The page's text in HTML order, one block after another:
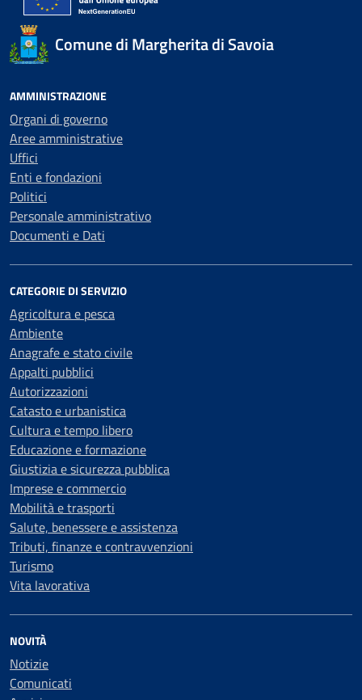
Comune di Margherita di Savoia
AMMINISTRAZIONE
Organi di governo
Aree amministrative
Uffici
Enti e fondazioni
Politici
Personale amministrativo
Documenti e Dati
CATEGORIE DI SERVIZIO
Agricoltura e pesca
Ambiente
Anagrafe e stato civile
Appalti pubblici
Autorizzazioni
Catasto e urbanistica
Cultura e tempo libero
Educazione e formazione
Giustizia e sicurezza pubblica
Imprese e commercio
Mobilità e trasporti
Salute, benessere e assistenza
Tributi, finanze e contravvenzioni
Turismo
Vita lavorativa
NOVITÀ
Notizie
Comunicati